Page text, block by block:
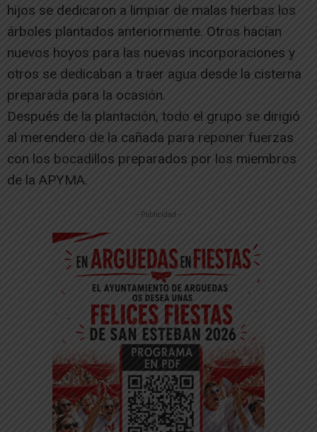
hijos se dedicaron a limpiar de malas hierbas los
árboles plantados anteriormente. Otros hacían
nuevos hoyos para las nuevas incorporaciones y
otros se dedicaban a traer agua desde la cisterna
preparada para la ocasión.
Después de la plantación, todo el grupo se dirigió
al merendero de la cañada para reponer fuerzas
con los bocadillos preparados por los miembros
de la APYMA.
-- Publicidad --